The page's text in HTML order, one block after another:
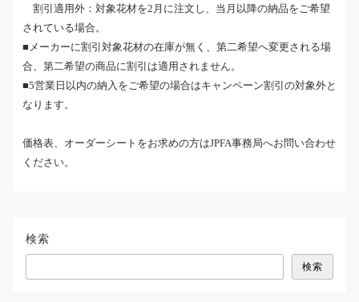
割引適用外：対象花材を2月に注文し、当月以降の納品をご希望
されている場合。
■メーカーに割引対象花材の在庫が無く、第二希望へ変更される場
合、第二希望の商品に割引は適用されません。
■5営業日以内の納入をご希望の場合はキャンペーン割引の対象外と
なります。
価格表、オーダーシートをお求めの方はJPFA事務局へお問い合わせ
ください。
検索
検索